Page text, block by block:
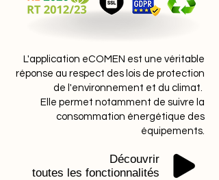
matériaux et systèmes du
chaude et les ouvrages. Travaux
de rénovation significatifs
effectués sur les installations
existantes ou nouvelles qui ont
une incidence sur la performance
énergétique : le CIL liste tous les
travaux importants réalisés
avant la date d'entrée en vigueur
L'application eCOMEN est une véritable
réponse au respect des lois de protection
de l'environnement et du climat.
Elle permet notamment de suivre la
consommation énergétique des
équipements.
Découvrir
toutes les fonctionnalités